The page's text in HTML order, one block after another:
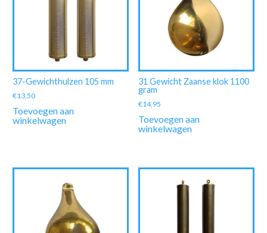
37-Gewichthulzen 105 mm
€13,50
Toevoegen aan
winkelwagen
31 Gewicht Zaanse klok 1100
gram
€14,95
Toevoegen aan
winkelwagen